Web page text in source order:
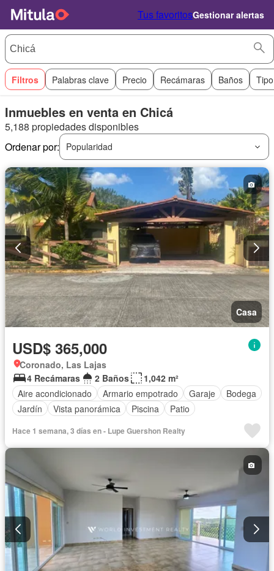
Tus favoritosGestionar alertas
Filtros Palabras clave Precio Recámaras Baños
Inmuebles en venta en Chicá
5,188 propiedades disponibles
Ordenar por:
Popularidad
Casa
USD$ 365,000
Coronado, Las Lajas
4 Recámaras
2 Baños
1,042 m²
Aire acondicionado
Armario empotrado Garaje
Bodega
Jardín
Vista panorámica Piscina Patio
Hace 1 semana, 3 días en - Lupe Guershon Realty